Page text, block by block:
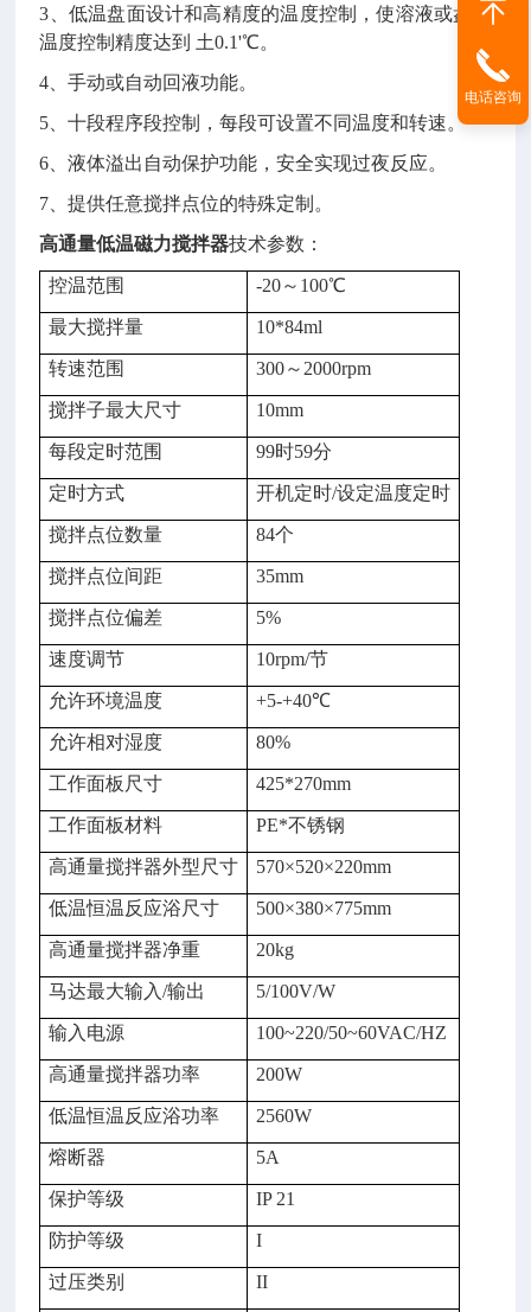
3、低温盘面设计和高精度的温度控制，使溶液或盘面
温度控制精度达到 土0.1'℃。
4、手动或自动回液功能。
5、十段程序段控制，每段可设置不同温度和转速。
6、液体溢出自动保护功能，安全实现过夜反应。
7、提供任意搅拌点位的特殊定制。
高通量低温磁力搅拌器技术参数：
控温范围 -20～100℃
最大搅拌量 10*84ml
转速范围 300～2000rpm
搅拌子最大尺寸 10mm
每段定时范围 99时59分
定时方式 开机定时/设定温度定时
搅拌点位数量 84个
搅拌点位间距 35mm
搅拌点位偏差 5%
速度调节 10rpm/节
允许环境温度 +5-+40℃
允许相对湿度 80%
工作面板尺寸 425*270mm
工作面板材料 PE*不锈钢
高通量搅拌器外型尺寸 570×520×220mm
低温恒温反应浴尺寸 500×380×775mm
高通量搅拌器净重 20kg
马达最大输入/输出 5/100V/W
输入电源 100~220/50~60VAC/HZ
高通量搅拌器功率 200W
低温恒温反应浴功率 2560W
熔断器 5A
保护等级 IP 21
防护等级 I
过压类别 II
电话咨询